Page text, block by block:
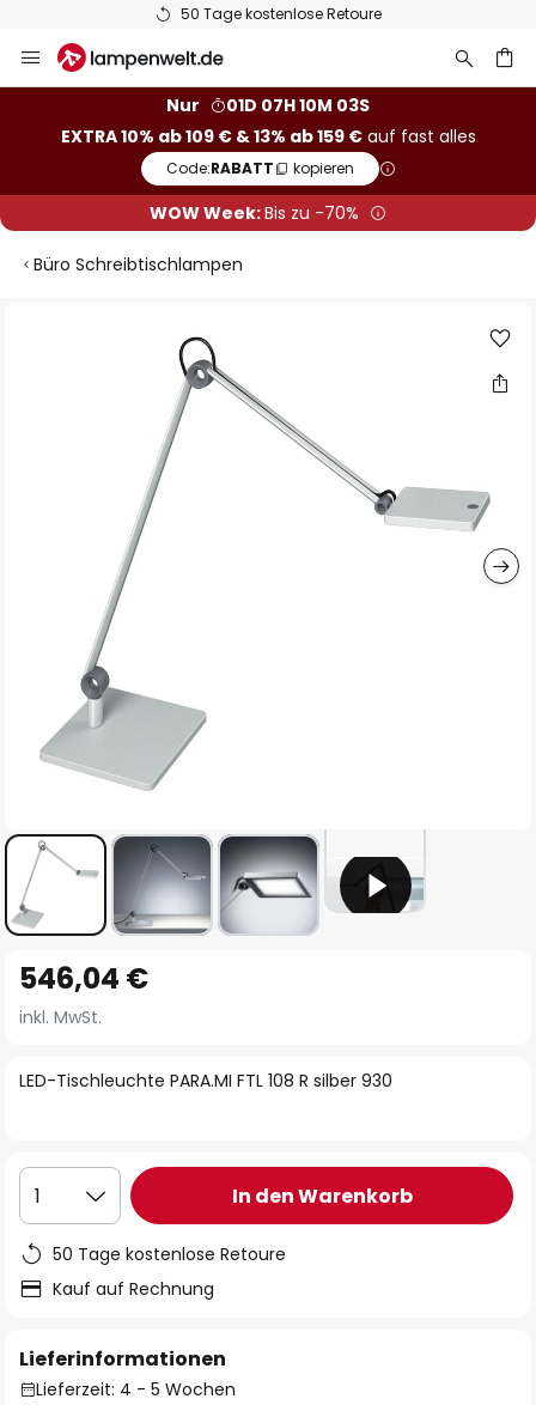
50 Tage kostenlose Retoure
Inhalt
Nur
01D 07H 10M 03S
EXTRA 10% ab 109 € & 13% ab 159 €auf fast alles
Code:RABATT kopieren
WOW Week:Bis zu -70%
Büro Schreibtischlampen
Anfang
der
springen
LED-Tischleuchte PARA.MI FTL 108 R silber 930
546,04 €
inkl. MwSt.
1 In den Warenkorb
50 Tage kostenlose Retoure
Kauf auf Rechnung
Lieferinformationen
Lieferzeit: 4 - 5 Wochen